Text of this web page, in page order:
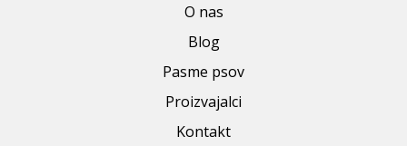
O nas
Blog
Pasme psov
Proizvajalci
Kontakt